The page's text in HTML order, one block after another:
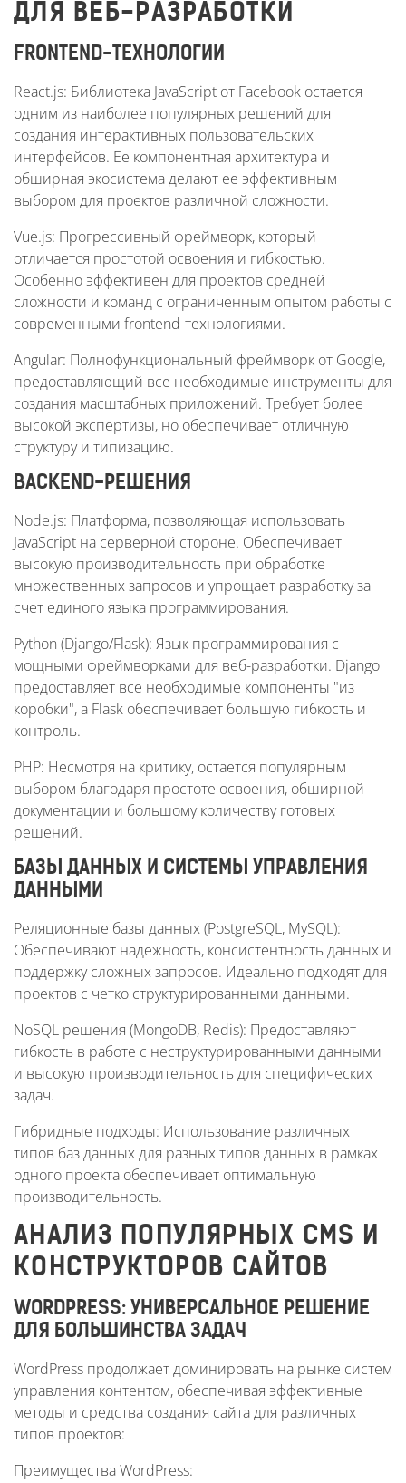
ДЛЯ ВЕБ-РАЗРАБОТКИ
FRONTEND-ТЕХНОЛОГИИ
React.js: Библиотека JavaScript от Facebook остается
одним из наиболее популярных решений для
создания интерактивных пользовательских
интерфейсов. Ее компонентная архитектура и
обширная экосистема делают ее эффективным
выбором для проектов различной сложности.
Vue.js: Прогрессивный фреймворк, который
отличается простотой освоения и гибкостью.
Особенно эффективен для проектов средней
сложности и команд с ограниченным опытом работы с
современными frontend-технологиями.
Angular: Полнофункциональный фреймворк от Google,
предоставляющий все необходимые инструменты для
создания масштабных приложений. Требует более
высокой экспертизы, но обеспечивает отличную
структуру и типизацию.
BACKEND-РЕШЕНИЯ
Node.js: Платформа, позволяющая использовать
JavaScript на серверной стороне. Обеспечивает
высокую производительность при обработке
множественных запросов и упрощает разработку за
счет единого языка программирования.
Python (Django/Flask): Язык программирования с
мощными фреймворками для веб-разработки. Django
предоставляет все необходимые компоненты "из
коробки", а Flask обеспечивает большую гибкость и
контроль.
PHP: Несмотря на критику, остается популярным
выбором благодаря простоте освоения, обширной
документации и большому количеству готовых
решений.
БАЗЫ ДАННЫХ И СИСТЕМЫ УПРАВЛЕНИЯ
ДАННЫМИ
Реляционные базы данных (PostgreSQL, MySQL):
Обеспечивают надежность, консистентность данных и
поддержку сложных запросов. Идеально подходят для
проектов с четко структурированными данными.
NoSQL решения (MongoDB, Redis): Предоставляют
гибкость в работе с неструктурированными данными
и высокую производительность для специфических
задач.
Гибридные подходы: Использование различных
типов баз данных для разных типов данных в рамках
одного проекта обеспечивает оптимальную
производительность.
АНАЛИЗ ПОПУЛЯРНЫХ CMS И
КОНСТРУКТОРОВ САЙТОВ
WORDPRESS: УНИВЕРСАЛЬНОЕ РЕШЕНИЕ
ДЛЯ БОЛЬШИНСТВА ЗАДАЧ
WordPress продолжает доминировать на рынке систем
управления контентом, обеспечивая эффективные
методы и средства создания сайта для различных
типов проектов:
Преимущества WordPress: